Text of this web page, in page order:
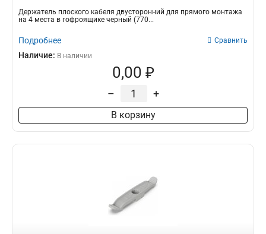
Держатель плоского кабеля двусторонний для прямого монтажа
на 4 места в гофроящике черный (770...
Подробнее Сравнить
Наличие: В наличии
0,00 ₽
– +
В корзину